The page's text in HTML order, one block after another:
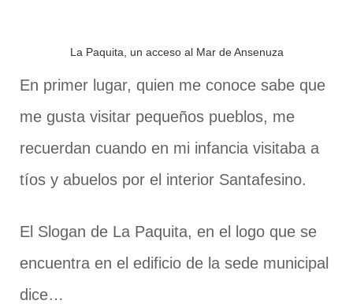
La Paquita, un acceso al Mar de Ansenuza
En primer lugar, quien me conoce sabe que
me gusta visitar pequeños pueblos, me
recuerdan cuando en mi infancia visitaba a
tíos y abuelos por el interior Santafesino.
El Slogan de La Paquita, en el logo que se
encuentra en el edificio de la sede municipal
dice…